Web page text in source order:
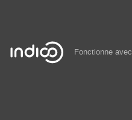
Fonctionne avec